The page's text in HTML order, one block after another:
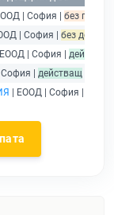
| София | без
| София | без
ЕООД | София | действащ
| действащ
| ЕООД | София |